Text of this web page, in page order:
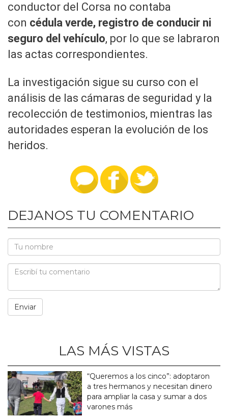
conductor del Corsa no contaba
con cédula verde, registro de conducir ni
seguro del vehículo, por lo que se labraron
las actas correspondientes.
La investigación sigue su curso con el
análisis de las cámaras de seguridad y la
recolección de testimonios, mientras las
autoridades esperan la evolución de los
heridos.
DEJANOS TU COMENTARIO
LAS MÁS VISTAS
“Queremos a los cinco”: adoptaron
a tres hermanos y necesitan dinero
para ampliar la casa y sumar a dos
varones más